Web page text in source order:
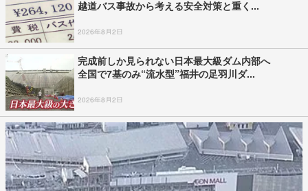
越道バス事故から考える安全対策と重く...
2026年8月2日
完成前しか見られない日本最大級ダム内部へ
全国で7基のみ“流水型”福井の足羽川ダ...
2026年8月2日